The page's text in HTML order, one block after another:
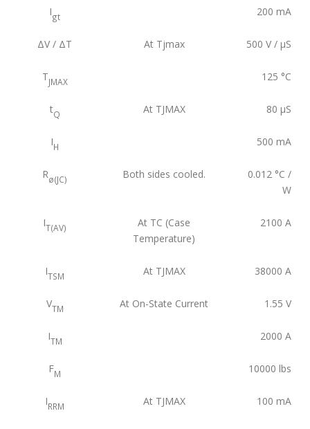
Igt 200 mA
ΔV / ΔT At Tjmax 500 V / µS
TJMAX 125 °C
tQ At TJMAX 80 µS
IH 500 mA
Rø(JC) Both sides cooled. 0.012 °C /
W
IT(AV)
At TC (Case
Temperature)
2100 A
ITSM At TJMAX 38000 A
VTM At On-State Current 1.55 V
ITM 2000 A
FM 10000 lbs
IRRM At TJMAX 100 mA